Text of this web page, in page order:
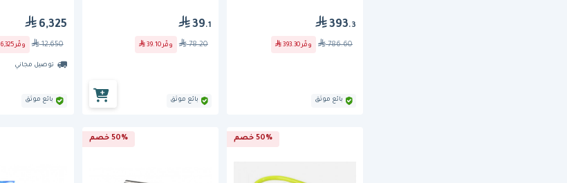
393.3
786.60 وفّر393.30
بائع موثق
39.1
78.20 وفّر39.10
بائع موثق
6,325
12,650 وفّر6,325
توصيل مجاني
بائع موثق
50% خصم 50% خصم